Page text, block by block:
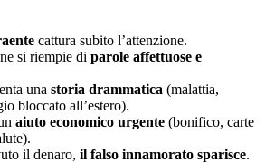
cattura subito l’attenzione.
si riempie di parole affettuose e
una storia drammatica (malattia,
bloccato all’estero).
aiuto economico urgente (bonifico, carte
il denaro, il falso innamorato sparisce.